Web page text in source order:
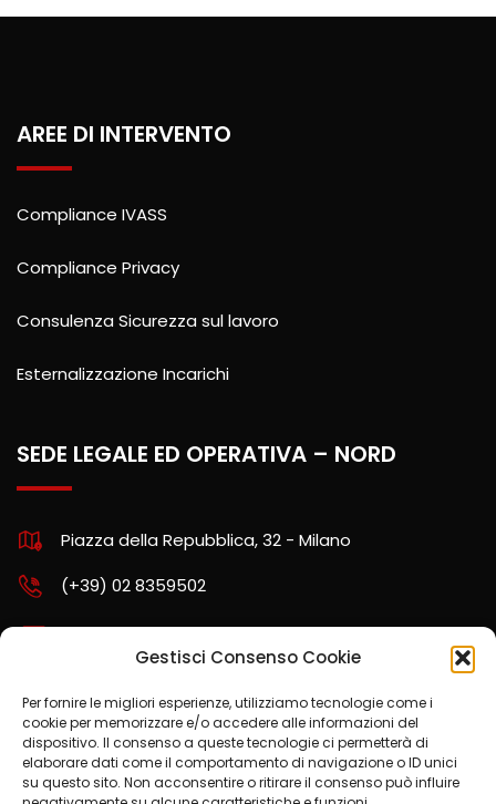
Gestisci Consenso Cookie
Per fornire le migliori esperienze, utilizziamo tecnologie come i
cookie per memorizzare e/o accedere alle informazioni del
dispositivo. Il consenso a queste tecnologie ci permetterà di
elaborare dati come il comportamento di navigazione o ID unici
su questo sito. Non acconsentire o ritirare il consenso può influire
AREE DI INTERVENTO
Compliance IVASS
Compliance Privacy
Consulenza Sicurezza sul lavoro
Esternalizzazione Incarichi
SEDE LEGALE ED OPERATIVA – NORD
Piazza della Repubblica, 32 - Milano
(+39) 02 8359502
assistenza.nord@kpartners.it
SCARICA LA POLITICA AZIENDALE